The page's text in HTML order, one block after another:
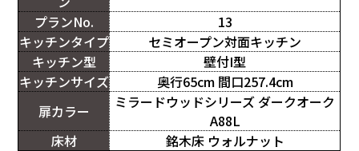
プランNo.
13
キッチンタイプ
セミオープン対面キッチン
キッチン型
壁付I型
キッチンサイズ
奥行65cm 間口257.4cm
扉カラー
ミラードウッドシリーズ ダークオーク
A88L
床材
銘木床 ウォルナット